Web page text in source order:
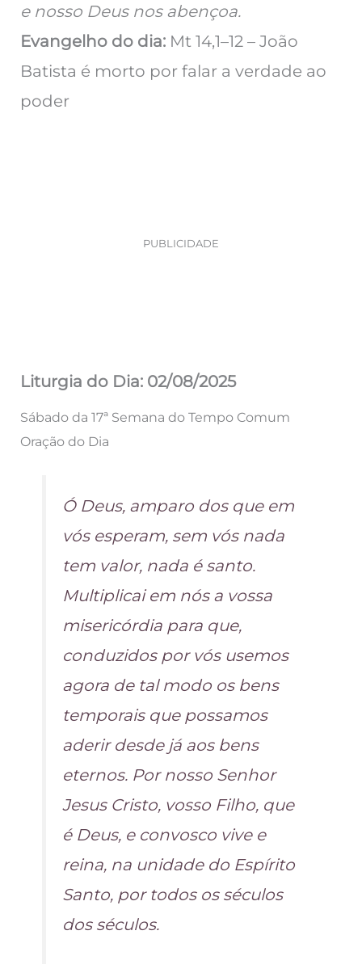
e nosso Deus nos abençoa.
Evangelho do dia: Mt 14,1–12 – João
Batista é morto por falar a verdade ao
poder
PUBLICIDADE
Liturgia do Dia: 02/08/2025
Sábado da 17ª Semana do Tempo Comum
Oração do Dia
Ó Deus, amparo dos que em
vós esperam, sem vós nada
tem valor, nada é santo.
Multiplicai em nós a vossa
misericórdia para que,
conduzidos por vós usemos
agora de tal modo os bens
temporais que possamos
aderir desde já aos bens
eternos. Por nosso Senhor
Jesus Cristo, vosso Filho, que
é Deus, e convosco vive e
reina, na unidade do Espírito
Santo, por todos os séculos
dos séculos.